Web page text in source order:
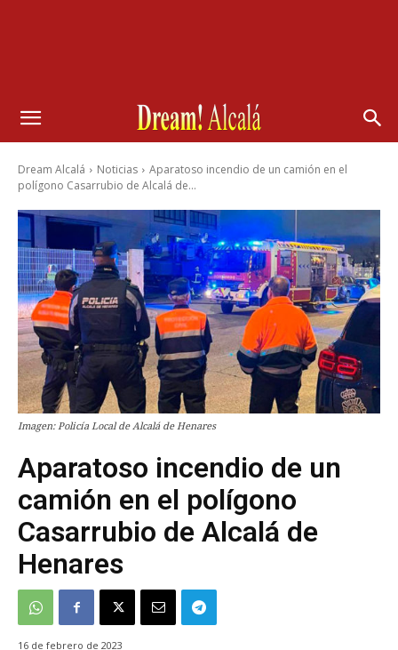
Dream Alcalá Noticias
Aparatoso incendio de un camión en el
polígono Casarrubio de Alcalá de...
Imagen: Policía Local de Alcalá de Henares
Aparatoso incendio de un
camión en el polígono
Casarrubio de Alcalá de
Henares
16 de febrero de 2023